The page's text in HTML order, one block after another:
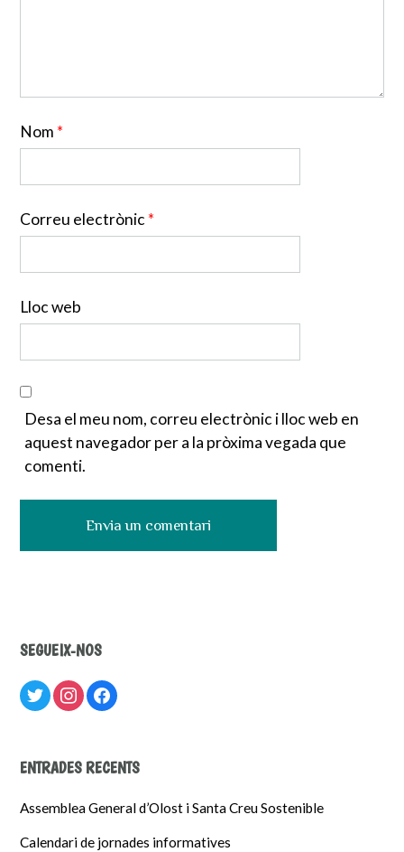
Nom *
Correu electrònic *
Lloc web
Desa el meu nom, correu electrònic i lloc web en
aquest navegador per a la pròxima vegada que
comenti.
SEGUEIX-NOS
twitterinstagram
facebook
ENTRADES RECENTS
Assemblea General d’Olost i Santa Creu Sostenible
Calendari de jornades informatives